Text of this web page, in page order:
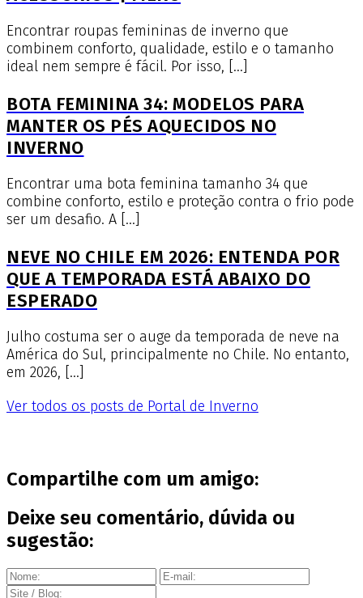
Encontrar roupas femininas de inverno que
combinem conforto, qualidade, estilo e o tamanho
ideal nem sempre é fácil. Por isso, […]
BOTA FEMININA 34: MODELOS PARA
MANTER OS PÉS AQUECIDOS NO
INVERNO
Encontrar uma bota feminina tamanho 34 que
combine conforto, estilo e proteção contra o frio pode
ser um desafio. A […]
NEVE NO CHILE EM 2026: ENTENDA POR
QUE A TEMPORADA ESTÁ ABAIXO DO
ESPERADO
Julho costuma ser o auge da temporada de neve na
América do Sul, principalmente no Chile. No entanto,
em 2026, […]
Ver todos os posts de Portal de Inverno
Compartilhe com um amigo:
Deixe seu comentário, dúvida ou
sugestão: